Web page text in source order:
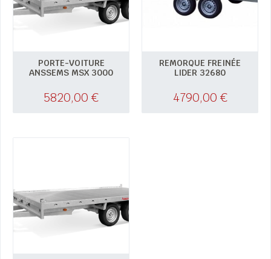
PORTE-VOITURE
ANSSEMS MSX 3000
5820,00 €
REMORQUE FREINÉE
LIDER 32680
4790,00 €